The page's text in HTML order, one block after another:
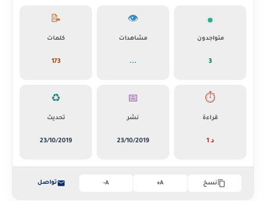
متواجدون
3
👁️
مشاهدات
...
📝
كلمات
173
⏱️
قراءة
1 د
📅
نشر
23/10/2019
♻️
تحديث
23/10/2019
نسخ A+
A- تواصل